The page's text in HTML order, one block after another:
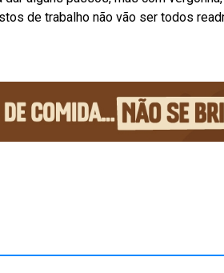
de trabalho não vão ser todos